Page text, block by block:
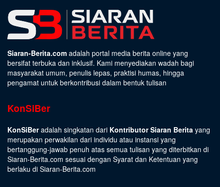
Siaran-Berita.com adalah portal media berita online yang
bersifat terbuka dan inklusif. Kami menyediakan wadah bagi
masyarakat umum, penulis lepas, praktisi humas, hingga
pengamat untuk berkontribusi dalam bentuk tulisan
KonSiBer
KonSiBeradalah singkatan dari Kontributor Siaran Berita yang
merupakan perwakilan dari individu atau instansi yang
bertanggung-jawab penuh atas semua tulisan yang diterbitkan di
Siaran-Berita.com sesuai dengan Syarat dan Ketentuan yang
berlaku di Siaran-Berita.com